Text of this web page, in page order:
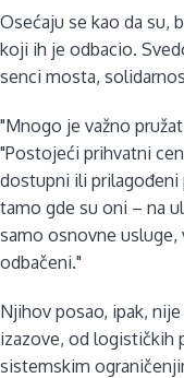
Osećaju se kao da su,
koji ih je odbacio.
senci mosta,
"Mnogo je važno
"Postojeći prihvatni
dostupni ili
tamo gde su oni – na
samo osnovne usluge,
odbačeni."
Njihov posao, ipak,
izazove, od logističkih
sistemskim